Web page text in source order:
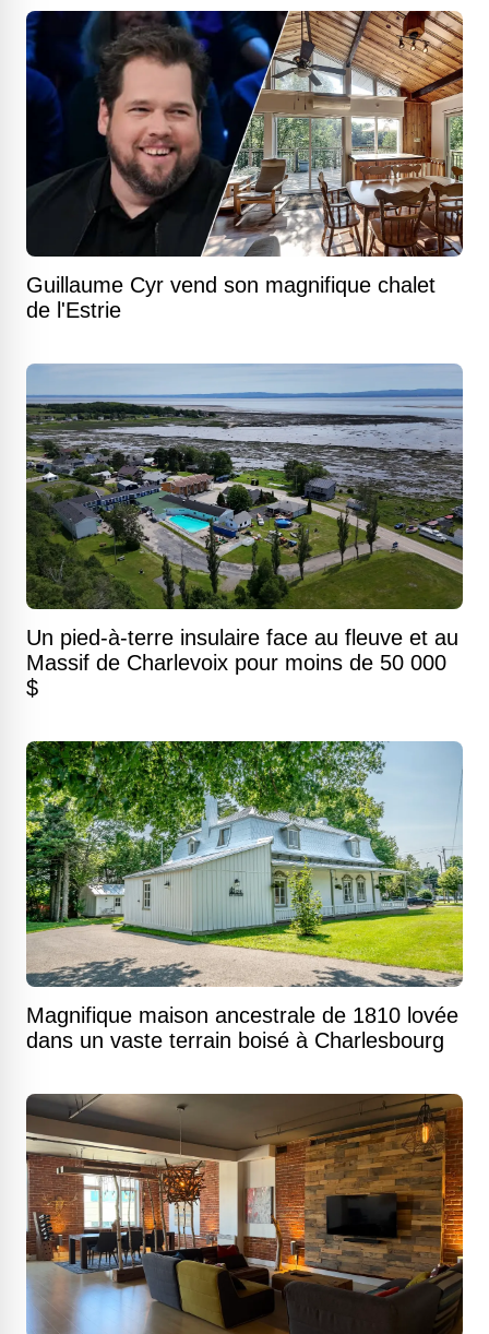
Guillaume Cyr vend son magnifique chalet
de l'Estrie
Un pied-à-terre insulaire face au fleuve et au
Massif de Charlevoix pour moins de 50 000
$
Magnifique maison ancestrale de 1810 lovée
dans un vaste terrain boisé à Charlesbourg